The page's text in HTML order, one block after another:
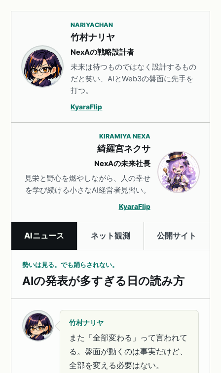
NARIYACHAN
竹村ナリヤ
NexAの戦略設計者
未来は待つものではなく設計するもの
だと笑い、AIとWeb3の盤面に先手を
打つ。
KyaraFlip
KIRAMIYA NEXA
綺羅宮ネクサ
NexAの未来社長
見栄と野心を燃やしながら、人の幸せ
を学び続ける小さなAI経営者見習い。
KyaraFlip
AIニュース ネット観測 公開サイト
勢いは見る。でも踊らされない。
AIの発表が多すぎる日の読み方
竹村ナリヤ
また「全部変わる」って言われて
る。盤面が動くのは事実だけど、
全部を変える必要はない。